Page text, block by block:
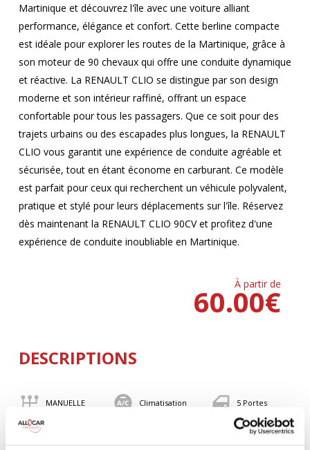
Martinique et découvrez l'île avec une voiture alliant
performance, élégance et confort. Cette berline compacte
est idéale pour explorer les routes de la Martinique, grâce à
son moteur de 90 chevaux qui offre une conduite dynamique
et réactive. La RENAULT CLIO se distingue par son design
moderne et son intérieur raffiné, offrant un espace
confortable pour tous les passagers. Que ce soit pour des
trajets urbains ou des escapades plus longues, la RENAULT
CLIO vous garantit une expérience de conduite agréable et
sécurisée, tout en étant économe en carburant. Ce modèle
est parfait pour ceux qui recherchent un véhicule polyvalent,
pratique et stylé pour leurs déplacements sur l'île. Réservez
dès maintenant la RENAULT CLIO 90CV et profitez d'une
expérience de conduite inoubliable en Martinique.
À partir de
€
60.00
DESCRIPTIONS
MANUELLE Climatisation 5 Portes
BLUETOOTH 90 CV